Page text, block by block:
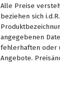
Alle Preise
beziehen sich
angegebenen
fehlerhaften oder
Angebote.